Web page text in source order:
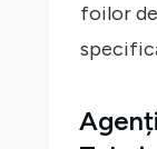
foilor